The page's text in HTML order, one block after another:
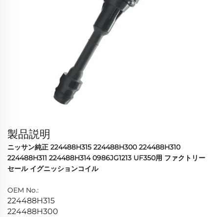
製品説明
ニッサン純正 224488H315 224488H300 224488H310
224488H311 224488H314 0986JG1213 UF350用 ファクトリー
セール イグニッションコイル
OEM No.:
224488H315
224488H300